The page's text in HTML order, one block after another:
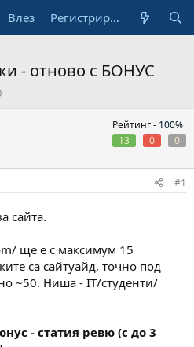
Влез Регистрирай се
- отново с БОНУС
Рейтинг - 100%
13
0 0
#1
сайта.
ще е с максимум 15
са сайтуайд, точно под
~50. Ниша - IT/студенти/
- статия ревю (с до 3